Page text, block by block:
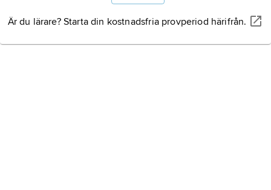
Är du lärare? Starta din kostnadsfria provperiod härifrån.